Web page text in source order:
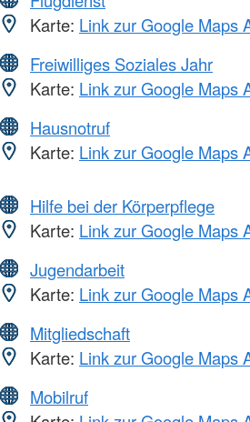
Karte: Link zur Google Maps
Freiwilliges Soziales Jahr
Karte: Link zur Google Maps
Hausnotruf
Karte: Link zur Google Maps
Hilfe bei der Körperpflege
Karte: Link zur Google Maps
Jugendarbeit
Karte: Link zur Google Maps
Mitgliedschaft
Karte: Link zur Google Maps
Mobilruf